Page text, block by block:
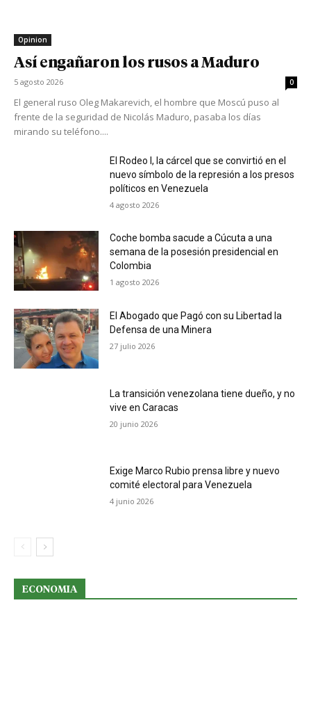
Opinion
Así engañaron los rusos a Maduro
5 agosto 2026 0
El general ruso Oleg Makarevich, el hombre que Moscú puso al
frente de la seguridad de Nicolás Maduro, pasaba los días
mirando su teléfono....
El Rodeo I, la cárcel que se convirtió en el
nuevo símbolo de la represión a los presos
políticos en Venezuela
4 agosto 2026
Coche bomba sacude a Cúcuta a una
semana de la posesión presidencial en
Colombia
1 agosto 2026
El Abogado que Pagó con su Libertad la
Defensa de una Minera
27 julio 2026
La transición venezolana tiene dueño, y no
vive en Caracas
20 junio 2026
Exige Marco Rubio prensa libre y nuevo
comité electoral para Venezuela
4 junio 2026
ECONOMIA